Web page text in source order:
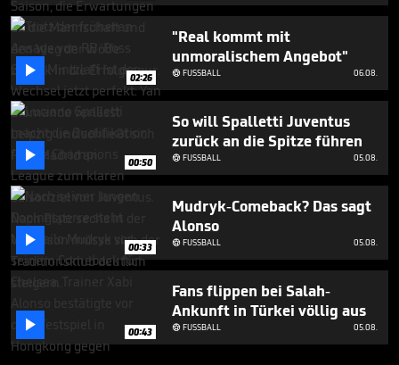
 02:26
"Real kommt mit
unmoralischem Angebot"
FUSSBALL 06.08.
 00:50
So will Spalletti Juventus
zurück an die Spitze führen
FUSSBALL 05.08.
 00:33
Mudryk-Comeback? Das sagt
Alonso
FUSSBALL 05.08.
 00:43
Fans flippen bei Salah-
Ankunft in Türkei völlig aus
FUSSBALL 05.08.